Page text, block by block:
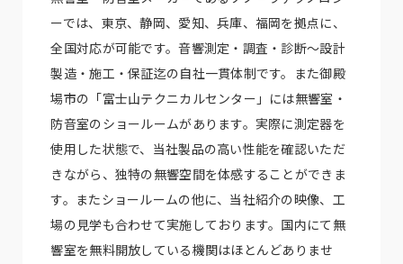
ーでは、東京、静岡、愛知、兵庫、福岡を拠点に、
全国対応が可能です。音響測定・調査・診断～設計
製造・施工・保証迄の自社一貫体制です。また御殿
場市の「富士山テクニカルセンター」には無響室・
防音室のショールームがあります。実際に測定器を
使用した状態で、当社製品の高い性能を確認いただ
きながら、独特の無響空間を体感することができま
す。またショールームの他に、当社紹介の映像、工
場の見学も合わせて実施しております。国内にて無
響室を無料開放している機関はほとんどありませ